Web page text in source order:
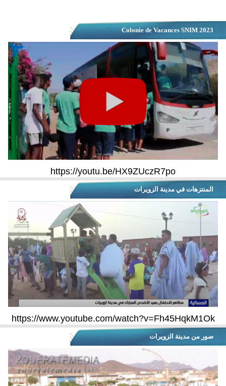
Colonie de Vacances SNIM 2023
https://youtu.be/HX9ZUczR7po
المنتزهات في مدينة الزويرات
https://www.youtube.com/watch?v=Fh45HqkM1Ok
صور من مدينة الزويرات